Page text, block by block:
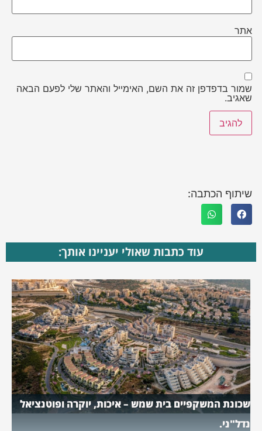
אתר
שמור בדפדפן זה את השם, האימייל והאתר שלי לפעם הבאה
שאגיב.
שיתוף הכתבה:
עוד כתבות שאולי יעניינו אותך:
שכונת המשקפיים בית שמש – איכות, יוקרה ופוטנציאל
נדל"ני.